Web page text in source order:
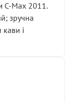
C-Max 2011.
зручна
і